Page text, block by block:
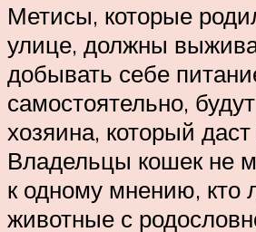
Метисы, которые
улице, должны
добывать себе
самостоятельно,
хозяина, который
Владельцы кошек не
к одному мнению, кто
животные с